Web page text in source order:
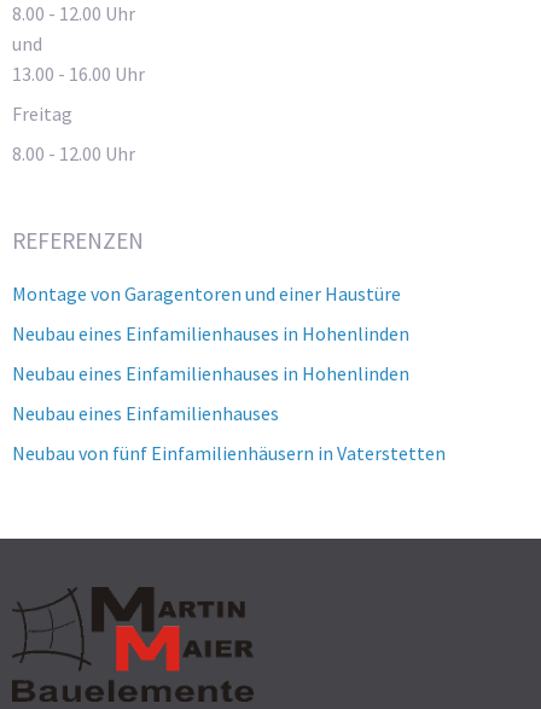
8.00 - 12.00 Uhr
und
13.00 - 16.00 Uhr
Freitag
8.00 - 12.00 Uhr
REFERENZEN
Montage von Garagentoren und einer Haustüre
Neubau eines Einfamilienhauses in Hohenlinden
Neubau eines Einfamilienhauses in Hohenlinden
Neubau eines Einfamilienhauses
Neubau von fünf Einfamilienhäusern in Vaterstetten